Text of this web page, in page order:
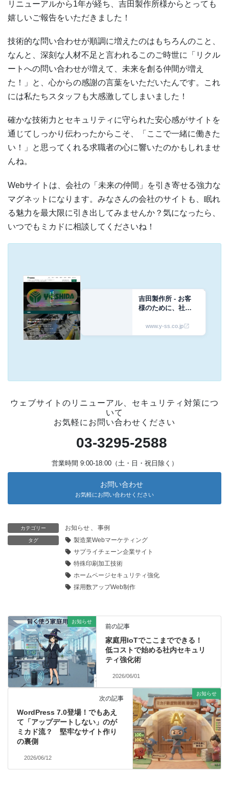
リニューアルから1年が経ち、吉田製作所様からとっても
嬉しいご報告をいただきました！
技術的な問い合わせが順調に増えたのはもちろんのこと、
なんと、深刻な人材不足と言われるこのご時世に「リクル
ートへの問い合わせが増えて、未来を創る仲間が増え
た！」と、心からの感謝の言葉をいただいたんです。これ
には私たちスタッフも大感激してしまいました！
確かな技術力とセキュリティに守られた安心感がサイトを
通じてしっかり伝わったからこそ、「ここで一緒に働きた
い！」と思ってくれる求職者の心に響いたのかもしれませ
んね。
Webサイトは、会社の「未来の仲間」を引き寄せる強力な
マグネットになります。みなさんの会社のサイトも、眠れ
る魅力を最大限に引き出してみませんか？気になったら、
いつでもミカドに相談してくださいね！
吉田製作所 - お客
様のために、社会
ーン印刷で文化を
創造する
www.y-ss.co.jp
ウェブサイトのリニューアル、セキュリティ対策につ
いて
お気軽にお問い合わせください
03-3295-2588
営業時間 9:00-18:00（土・日・祝日除く）
お問い合わせ
お気軽にお問い合わせください
カテゴリー お知らせ 、 事例
タグ
製造業Webマーケティング
サプライチェーン企業サイト
特殊印刷加工技術
ホームページセキュリティ強化
採用数アップWeb制作
お知らせ
前の記事
家庭用IoTでここまでできる！
低コストで始める社内セキュリ
ティ強化術
2026/06/01
お知らせ
次の記事
WordPress 7.0登場！でもあえ
て「アップデートしない」のが
ミカド流？ 堅牢なサイト作り
の裏側
2026/06/12